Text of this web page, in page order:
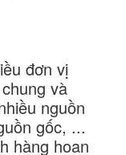
đơn vị
và
nguồn
gốc, ...
hàng hoan